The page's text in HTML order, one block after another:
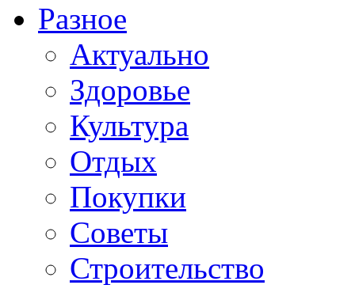
Разное
Актуально
Здоровье
Культура
Отдых
Покупки
Советы
Строительство